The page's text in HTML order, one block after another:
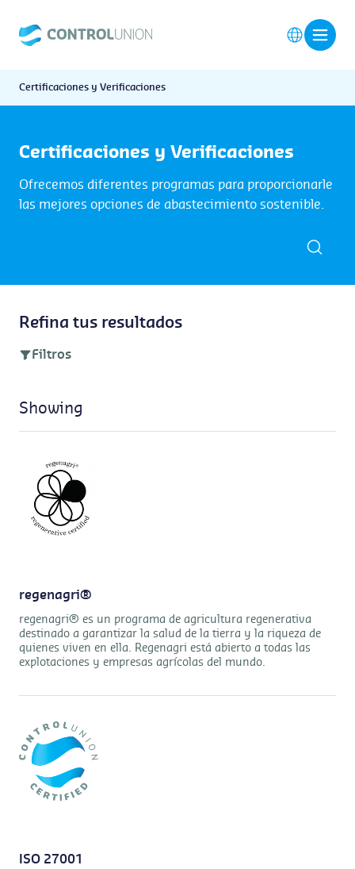
Certificaciones y Verificaciones
Certificaciones y Verificaciones
Ofrecemos diferentes programas para proporcionarle
las mejores opciones de abastecimiento sostenible.
Refina tus resultados
Filtros
Showing
regenagri®
regenagri® es un programa de agricultura regenerativa
destinado a garantizar la salud de la tierra y la riqueza de
quienes viven en ella. Regenagri está abierto a todas las
explotaciones y empresas agrícolas del mundo.
ISO 27001